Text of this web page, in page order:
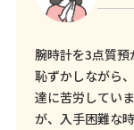
腕時計を3点質預
恥ずかしながら
達に苦労してい
が、入手困難な